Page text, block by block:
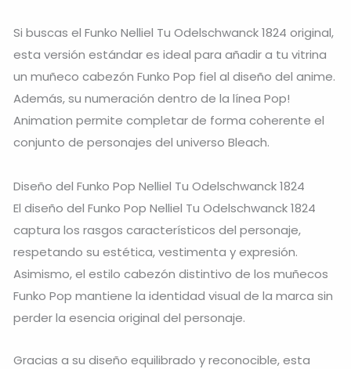
Si buscas el Funko Nelliel Tu Odelschwanck 1824 original,
esta versión estándar es ideal para añadir a tu vitrina
un muñeco cabezón Funko Pop fiel al diseño del anime.
Además, su numeración dentro de la línea Pop!
Animation permite completar de forma coherente el
conjunto de personajes del universo Bleach.
Diseño del Funko Pop Nelliel Tu Odelschwanck 1824
El diseño del Funko Pop Nelliel Tu Odelschwanck 1824
captura los rasgos característicos del personaje,
respetando su estética, vestimenta y expresión.
Asimismo, el estilo cabezón distintivo de los muñecos
Funko Pop mantiene la identidad visual de la marca sin
perder la esencia original del personaje.
Gracias a su diseño equilibrado y reconocible, esta